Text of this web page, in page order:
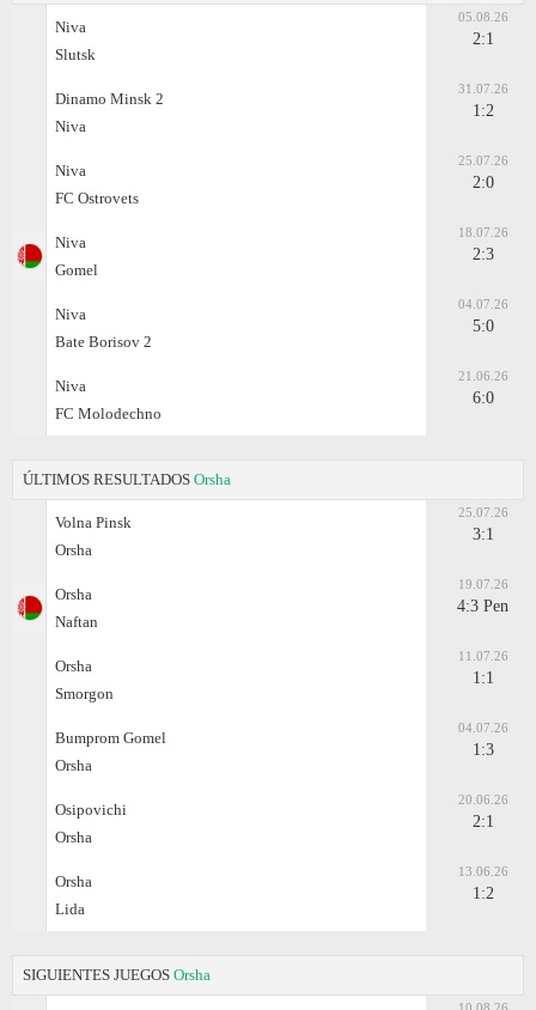
Niva
Slutsk
05.08.26
2:1
Dinamo Minsk 2
Niva
31.07.26
1:2
Niva
FC Ostrovets
25.07.26
2:0
Niva
Gomel
18.07.26
2:3
Niva
Bate Borisov 2
04.07.26
5:0
Niva
FC Molodechno
21.06.26
6:0
ÚLTIMOS RESULTADOS Orsha
Volna Pinsk
Orsha
25.07.26
3:1
Orsha
Naftan
19.07.26
4:3 Pen
Orsha
Smorgon
11.07.26
1:1
Bumprom Gomel
Orsha
04.07.26
1:3
Osipovichi
Orsha
20.06.26
2:1
Orsha
Lida
13.06.26
1:2
SIGUIENTES JUEGOS Orsha